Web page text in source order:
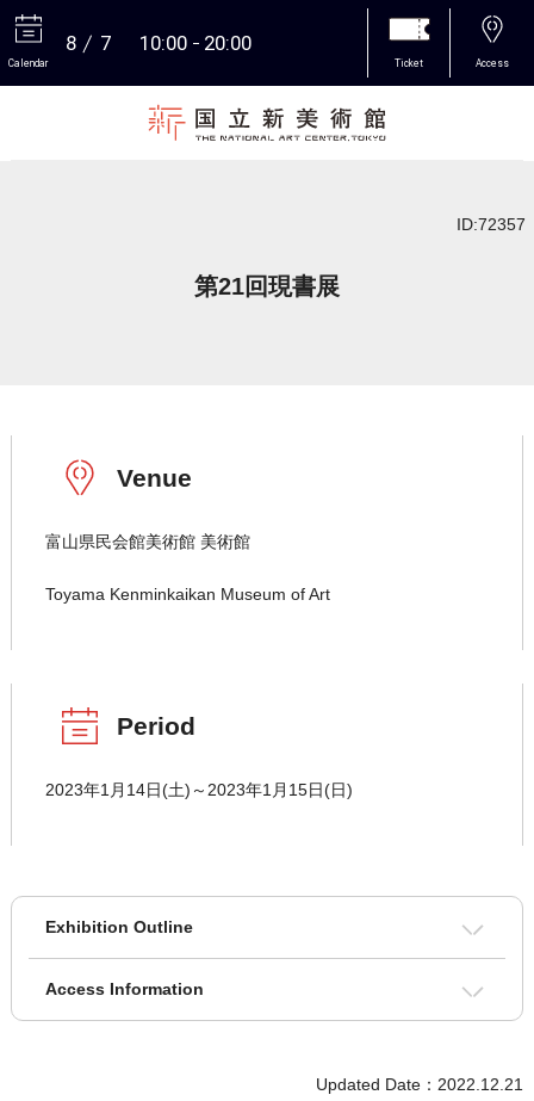
Calendar
8 7 10:00 20:00
Ticket Access
ID:72357
第21回現書展
Venue
富山県民会館美術館 美術館
Toyama Kenminkaikan Museum of Art
Period
2023年1月14日(土)～2023年1月15日(日)
Exhibition Outline
Access Information
Updated Date：2022.12.21